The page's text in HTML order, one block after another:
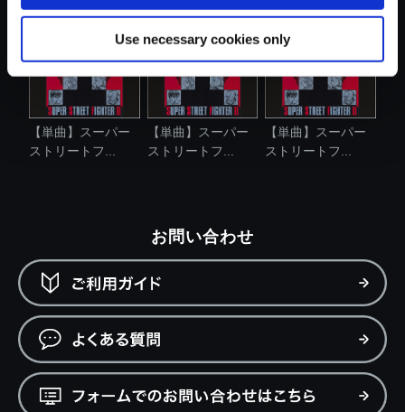
Use necessary cookies only
【単曲】スーパー
ストリートフ...
【単曲】スーパー
ストリートフ...
【単曲】スーパー
ストリートフ...
お問い合わせ